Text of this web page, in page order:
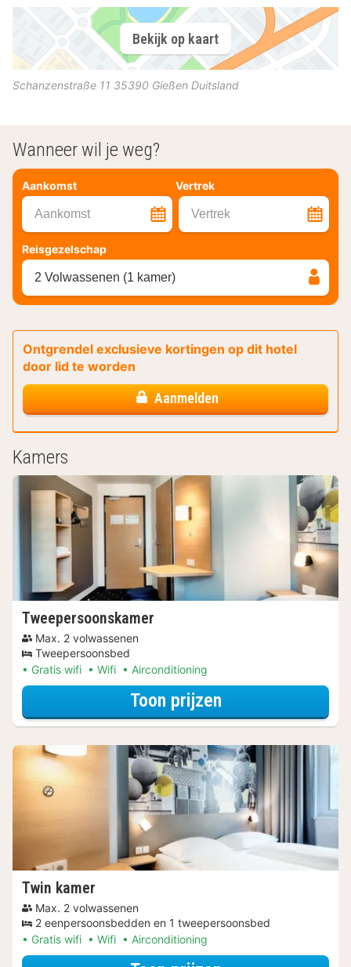
Bekijk op kaart
Schanzenstraße 11 35390 Gießen Duitsland
Wanneer wil je weg?
Aankomst Vertrek
Aankomst Vertrek
Reisgezelschap
2 Volwassenen (1 kamer)
Ontgrendel exclusieve kortingen op dit hotel
door lid te worden
Aanmelden
Kamers
Tweepersoonskamer
Max. 2 volwassenen
Tweepersoonsbed
Gratis wifi
Wifi Airconditioning
Toon prijzenvoor
Twin kamer
Max. 2 volwassenen
2 eenpersoonsbedden en 1 tweepersoonsbed
Gratis wifi
Wifi Airconditioning